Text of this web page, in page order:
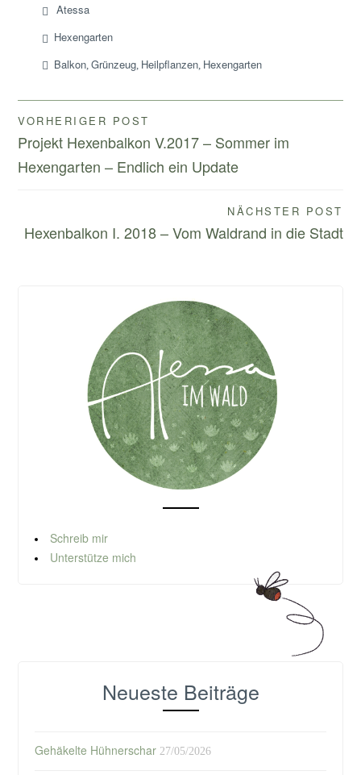
Atessa
Hexengarten
Balkon ,Grünzeug Heilpflanzen Hexengarten
Beitragsnavigation
VORHERIGER POST
Projekt Hexenbalkon V.2017 – Sommer im
Hexengarten – Endlich ein Update
NÄCHSTER POST
Hexenbalkon I. 2018 – Vom Waldrand in die Stadt
Schreib mir
Unterstütze mich
Neueste Beiträge
Gehäkelte Hühnerschar 27/05/2026